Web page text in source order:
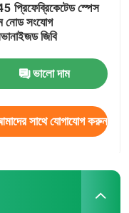
প্রিফেব্রিকেটেড স্পেস
নোড সংযোগ
জিবি
ভালো দাম
সাথে যোগাযোগ করুন